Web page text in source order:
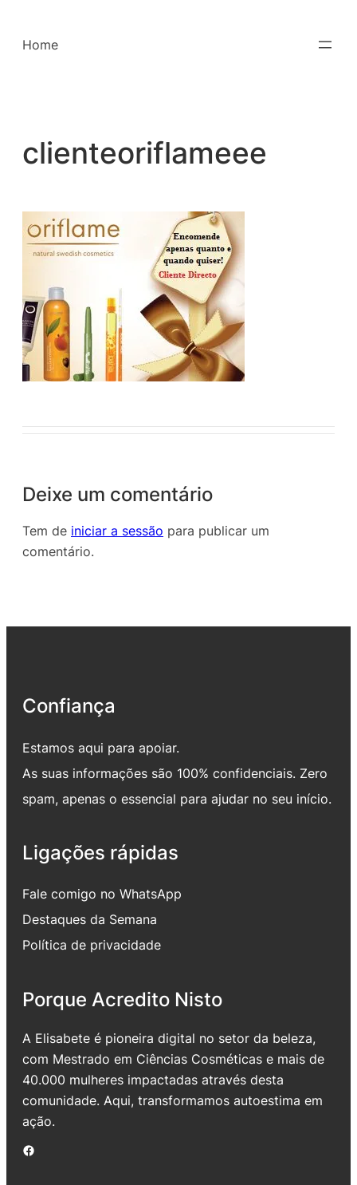
para
Home
clienteoriflameee
Deixe um comentário
Tem de iniciar a sessão para publicar um
comentário.
Confiança
Estamos aqui para apoiar.
As suas informações são 100% confidenciais. Zero
spam, apenas o essencial para ajudar no seu início.
Ligações rápidas
Fale comigo no WhatsApp
Destaques da Semana
Política de privacidade
Porque Acredito Nisto
A Elisabete é pioneira digital no setor da beleza,
com Mestrado em Ciências Cosméticas e mais de
40.000 mulheres impactadas através desta
comunidade. Aqui, transformamos autoestima em
ação.
Facebook